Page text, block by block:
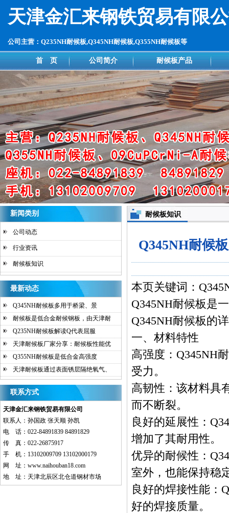
天津金汇来钢铁贸易有限
公司主营：Q235NH耐候板,Q345NH耐候板,Q355NH耐候板等
首 页 公司简介 耐候板产品
新闻类别
公司动态
行业资讯
耐候板知识
最新动态
Q345NH耐候板多用于桥梁、景
耐候板是低合金耐候钢板，由天津耐
Q235NH耐候板解读Q代表屈服
天津耐候板厂家分享：耐候板性能优
Q355NH耐候板是低合金高强度
天津耐候板通过表面锈层隔绝氧气、
联系方式
天津金汇来钢铁贸易有限公司
联系人：孙国政 张天顺 孙凯
电 话：022-84891839 84891829
传 真：022-26875917
手 机：13102009709 13102000179
网 址： www.naihouban18.com
地 址：天津北辰区北仓道钢材市场
耐候板知识
Q345NH耐候
本页关键词：
Q345NH耐候板是
Q345NH耐候板的
一、材料特性
高强度：Q345NH
受力。
高韧性：该材料具
而不断裂。
良好的延展性：
增加了其耐用性。
优异的耐候性：
室外，也能保持稳
良好的焊接性能：
好的焊接质量。